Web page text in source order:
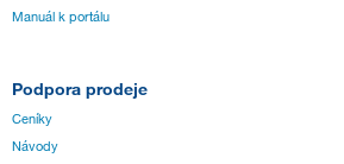
Manuál k portálu
Podpora prodeje
Ceníky
Návody